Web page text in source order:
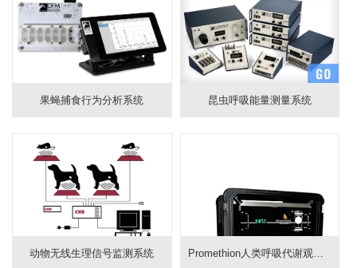
果蝇捕食行为分析系统 昆虫呼吸能量测量系统
动物无线生理信号监测系统